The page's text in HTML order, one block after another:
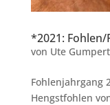
*2021: Fohlen/
von Ute Gumpert
Fohlenjahrgang
Hengstfohlen